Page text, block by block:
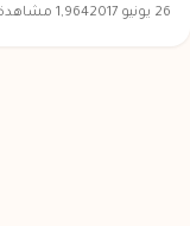
26 يونيو 2017 1,964 مشاهدة